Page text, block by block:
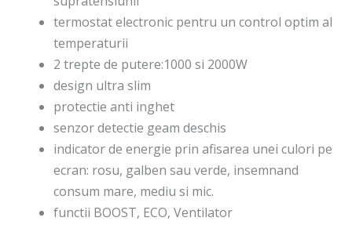
termostat electronic pentru un control optim al
temperaturii
2 trepte de putere:1000 si 2000W
design ultra slim
protectie anti inghet
senzor detectie geam deschis
indicator de energie prin afisarea unei culori pe
ecran: rosu, galben sau verde, insemnand
consum mare, mediu si mic.
functii BOOST, ECO, Ventilator